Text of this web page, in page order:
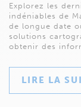
Explorez les
indéniables de
de longue date
solutions
obtenir des
LIRE LA